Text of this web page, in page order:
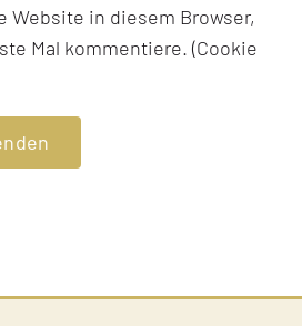
Website in diesem Browser,
Mal kommentiere. (Cookie